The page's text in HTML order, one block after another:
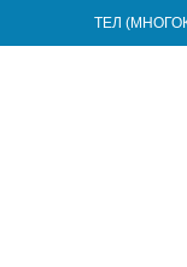
ТЕЛ